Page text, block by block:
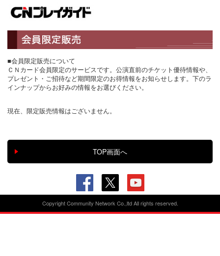
■会員限定販売について
ＣＮカード会員限定のサービスです。公演直前のチケット優待情報や、
プレゼント・ご招待など期間限定のお得情報をお知らせします。下のラ
インナップからお好みの情報をお選びください。
現在、限定販売情報はございません。
Copyright Community Network Co.,ltd All rights reserved.